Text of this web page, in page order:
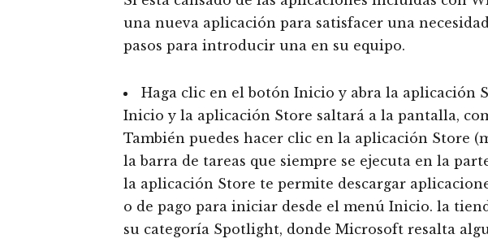
una nueva aplicación para satisfacer una
pasos para introducir una en su equipo.
Haga clic en el botón Inicio y abra la aplicación
Inicio y la aplicación Store saltará a la pantalla,
También puedes hacer clic en la aplicación Store
la barra de tareas que siempre se ejecuta en la
la aplicación Store te permite descargar
o de pago para iniciar desde el menú Inicio. la
su categoría Spotlight, donde Microsoft resalta